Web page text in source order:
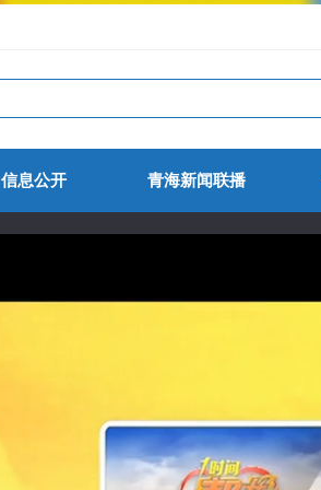
信息公开 青海新闻联播